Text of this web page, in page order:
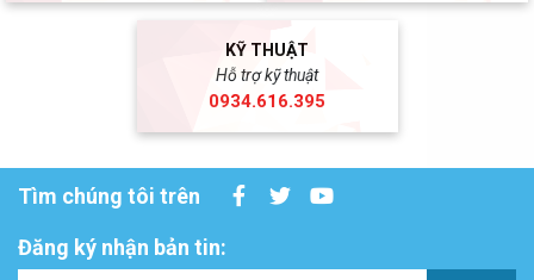
KỸ THUẬT
Hỗ trợ kỹ thuật
0934.616.395
Tìm chúng tôi trên
Đăng ký nhận bản tin: